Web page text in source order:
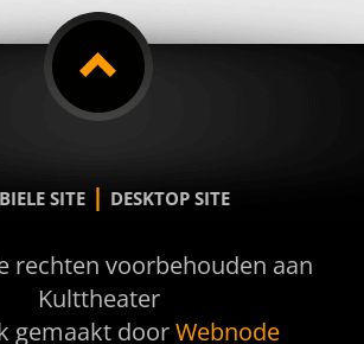
SITE | DESKTOP SITE
rechten voorbehouden aan
Kulttheater
gemaakt doorWebnode